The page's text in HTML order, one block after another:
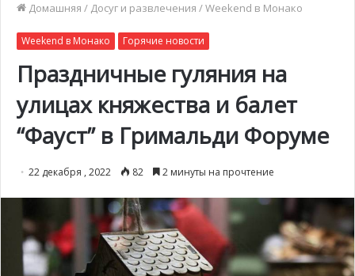
Домашняя / Досуг и развлечения /Weekend в Монако
Weekend в Монако Горячие новости
Праздничные гуляния на
улицах княжества и балет
“Фауст” в Гримальди Форуме
22 декабря , 2022 82 2 минуты на прочтение